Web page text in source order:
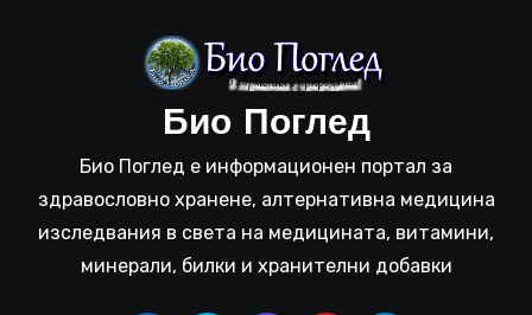
Био Поглед
Био Поглед е информационен портал за
здравословно хранене, алтернативна медицина
изследвания в света на медицината, витамини,
минерали, билки и хранителни добавки